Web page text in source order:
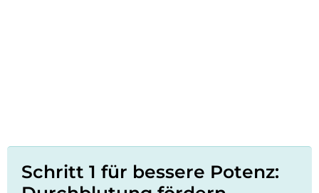
Schritt 1 für bessere Potenz: